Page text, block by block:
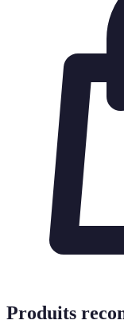
Produits